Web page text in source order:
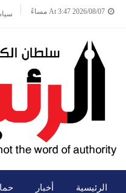
2026/08/07 At 3:47 مساءً
الرئيسية أخبار